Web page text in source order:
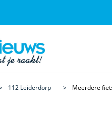
112 Leiderdorp Meerdere